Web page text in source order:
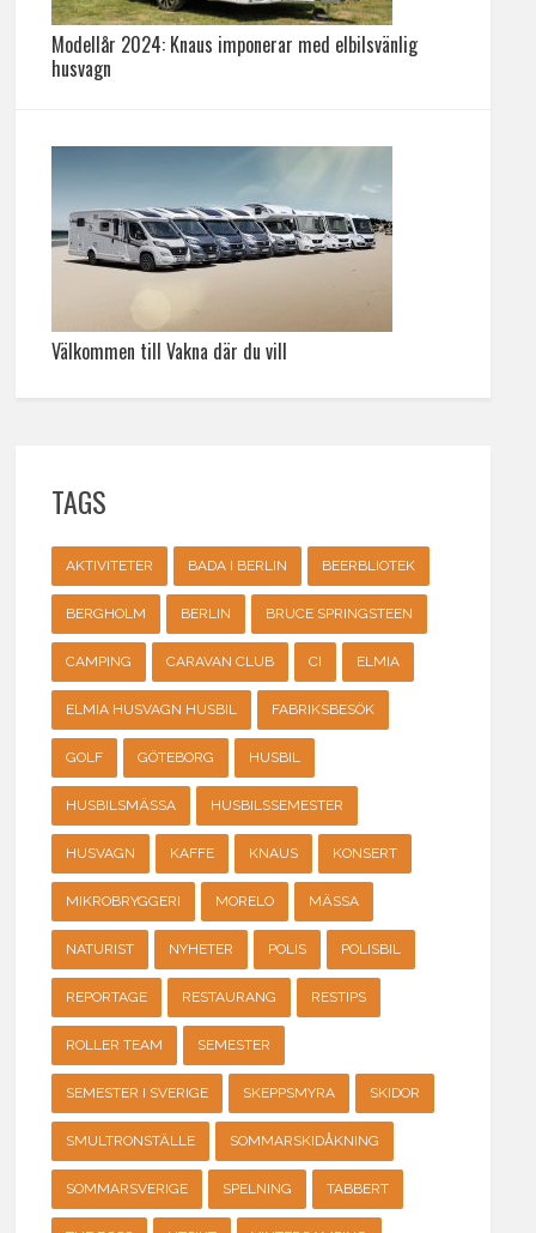
Modellår 2024: Knaus imponerar med elbilsvänlig
husvagn
Välkommen till Vakna där du vill
TAGS
AKTIVITETER BADA I BERLIN BEERBLIOTEK
BERGHOLM BERLIN BRUCE SPRINGSTEEN
CAMPING CARAVAN CLUB CI ELMIA
ELMIA HUSVAGN HUSBIL FABRIKSBESÖK
GOLF GÖTEBORG HUSBIL
HUSBILSMÄSSA HUSBILSSEMESTER
HUSVAGN KAFFE KNAUS KONSERT
MIKROBRYGGERI MORELO MÄSSA
NATURIST NYHETER POLIS POLISBIL
REPORTAGE RESTAURANG RESTIPS
ROLLER TEAM SEMESTER
SEMESTER I SVERIGE SKEPPSMYRA SKIDOR
SMULTRONSTÄLLE SOMMARSKIDÅKNING
SOMMARSVERIGE SPELNING TABBERT